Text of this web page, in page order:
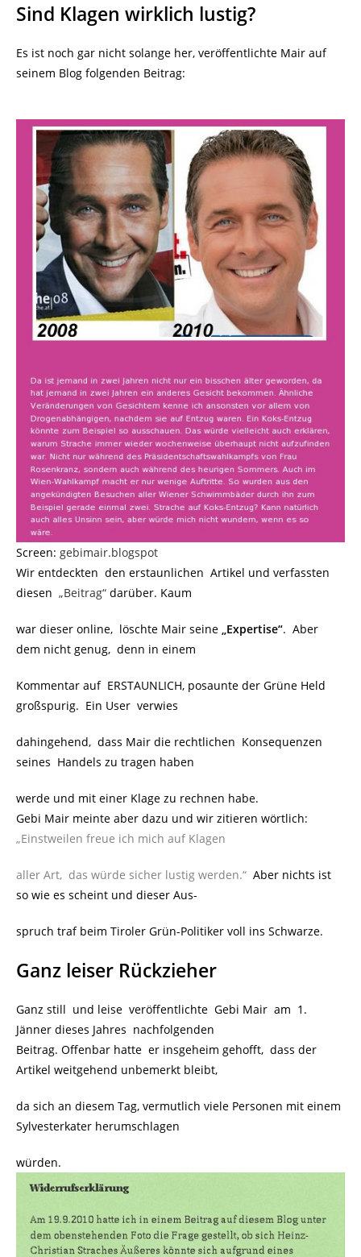
Sind Klagen wirklich lustig?
Es ist noch gar nicht solange her, veröffentlichte Mair auf
seinem Blog folgenden Beitrag:
Screen: gebimair.blogspot
Wir entdeckten den erstaunlichen Artikel und verfassten
diesen „Beitrag“ darüber. Kaum
war dieser online, löschte Mair seine „Expertise“. Aber
dem nicht genug, denn in einem
Kommentar auf ERSTAUNLICH, posaunte der Grüne Held
großspurig. Ein User verwies
dahingehend, dass Mair die rechtlichen Konsequenzen
seines Handels zu tragen haben
werde und mit einer Klage zu rechnen habe.
Gebi Mair meinte aber dazu und wir zitieren wörtlich:
„Einstweilen freue ich mich auf Klagen
aller Art, das würde sicher lustig werden.“ Aber nichts ist
so wie es scheint und dieser Aus-
spruch traf beim Tiroler Grün-Politiker voll ins Schwarze.
Ganz leiser Rückzieher
Ganz still und leise veröffentlichte Gebi Mair am 1.
Jänner dieses Jahres nachfolgenden
Beitrag. Offenbar hatte er insgeheim gehofft, dass der
Artikel weitgehend unbemerkt bleibt,
da sich an diesem Tag, vermutlich viele Personen mit einem
Sylvesterkater herumschlagen
würden.